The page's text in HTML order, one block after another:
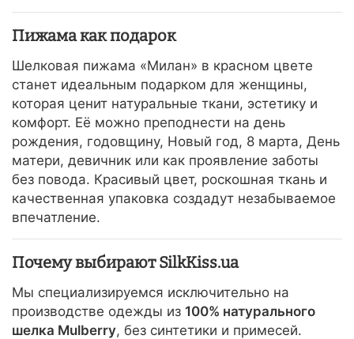
Пижама как подарок
Шелковая пижама «Милан» в красном цвете
станет идеальным подарком для женщины,
которая ценит натуральные ткани, эстетику и
комфорт. Её можно преподнести на день
рождения, годовщину, Новый год, 8 марта, День
матери, девичник или как проявление заботы
без повода. Красивый цвет, роскошная ткань и
качественная упаковка создадут незабываемое
впечатление.
Почему выбирают SilkKiss.ua
Мы специализируемся исключительно на
производстве одежды из 100% натурального
шелка Mulberry, без синтетики и примесей.